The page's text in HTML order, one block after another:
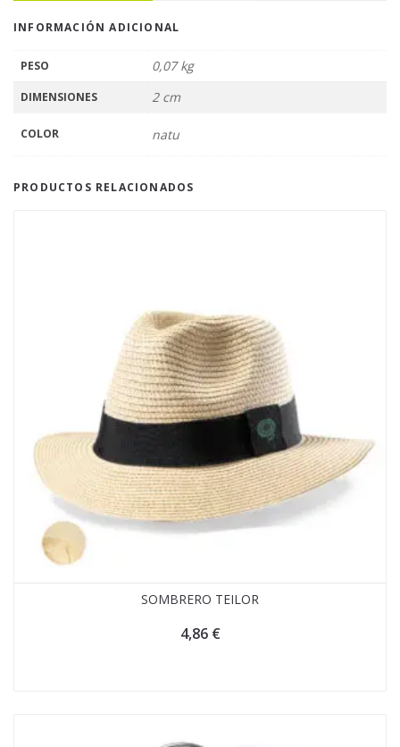
INFORMACIÓN ADICIONAL
PESO 0,07 kg
DIMENSIONES 2 cm
COLOR natu
PRODUCTOS RELACIONADOS
SOMBRERO TEILOR
4,86 €